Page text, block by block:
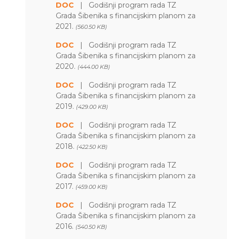
DOC | Godišnji program rada TZ
Grada Šibenika s financijskim planom za
2021. (560.50 KB)
DOC | Godišnji program rada TZ
Grada Šibenika s financijskim planom za
2020. (444.00 KB)
DOC | Godišnji program rada TZ
Grada Šibenika s financijskim planom za
2019. (429.00 KB)
DOC | Godišnji program rada TZ
Grada Šibenika s financijskim planom za
2018. (422.50 KB)
DOC | Godišnji program rada TZ
Grada Šibenika s financijskim planom za
2017. (459.00 KB)
DOC | Godišnji program rada TZ
Grada Šibenika s financijskim planom za
2016. (540.50 KB)